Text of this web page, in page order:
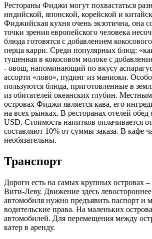
Рестораны Фиджи могут похвастаться
индийской, японской, корейской и
Фиджийская кухня очень экзотична, она
точки зрения европейского человека
блюда готовятся с добавлением
перца карри. Среди популярных блюд:
тушенная в кокосовом молоке с
- овощ, напоминающий по вкусу
ассорти «лово», пудинг из маниоки.
пользуются блюда, приготовленные в
из обитателей океанских глубин.
островах Фиджи является кава, его
на всех рынках. В ресторанах отелей обед
USD. Стоимость напитков оплачивается
составляют 10% от суммы заказа. В кафе
необязательны.
Транспорт
Дороги есть на самых крупных островах
Вити-Леву. Движение здесь
автомобиля нужно предъявить паспорт и
водительские права. На маленьких
автомобилей. Для перемещения между
катер в аренду.